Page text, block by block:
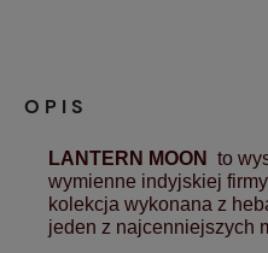
OPIS
LANTERN MOON
to
wymienne indyjskiej
kolekcja wykonana z
jeden z najcenniejszych